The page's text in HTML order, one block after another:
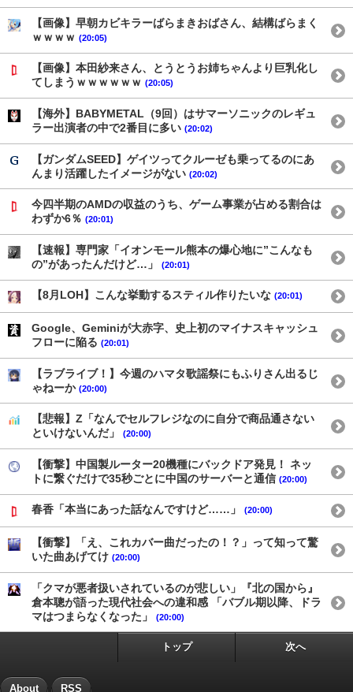
【画像】早朝カビキラーばらまきおばさん、結構ばらまく
ｗｗｗｗ (20:05)
【画像】本田紗来さん、とうとうお姉ちゃんより巨乳化し
てしまうｗｗｗｗｗｗ (20:05)
【海外】BABYMETAL（9回）はサマーソニックのレギュ
ラー出演者の中で2番目に多い (20:02)
【ガンダムSEED】ゲイツってクルーゼも乗ってるのにあ
んまり活躍したイメージがない (20:02)
今四半期のAMDの収益のうち、ゲーム事業が占める割合は
わずか6％ (20:01)
【速報】専門家「イオンモール熊本の爆心地に”こんなも
の”があったんだけど…」
(20:01)
【8月LOH】こんな挙動するスティル作りたいな (20:01)
Google、Geminiが大赤字、史上初のマイナスキャッシュ
フローに陥る (20:01)
【ラブライブ！】今週のハマタ歌謡祭にもふりさん出るじ
ゃねーか (20:00)
【悲報】Z「なんでセルフレジなのに自分で商品通さない
といけないんだ」
(20:00)
【衝撃】中国製ルーター20機種にバックドア発見！ ネッ
トに繋ぐだけで35秒ごとに中国のサーバーと通信 (20:00)
春香「本当にあった話なんですけど……」 (20:00)
【衝撃】「え、これカバー曲だったの！？」って知って驚
いた曲あげてけ (20:00)
「クマが悪者扱いされているのが悲しい」『北の国から』
倉本聰が語った現代社会への違和感 「バブル期以降、ドラ
マはつまらなくなった」
(20:00)
トップ 次へ
About RSS